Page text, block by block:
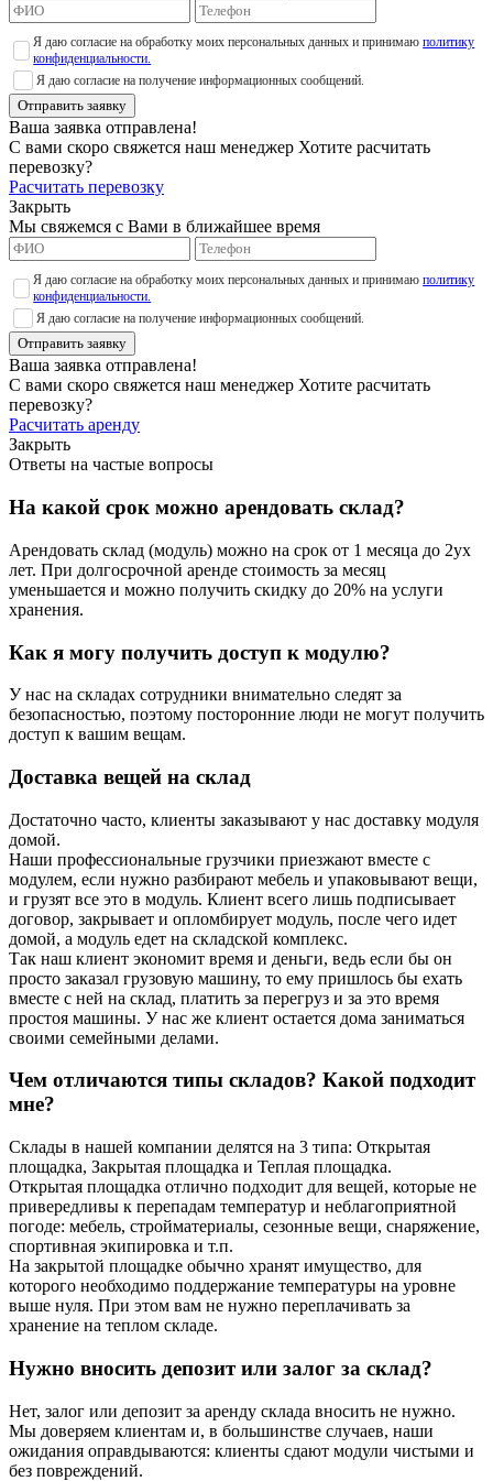
Я даю согласие на обработку моих персональных данных и принимаюполитику
конфиденциальности.
Я даю согласие на получение информационных сообщений.
Отправить заявку
Ваша заявка отправлена!
С вами скоро свяжется наш менеджер Хотите расчитать
перевозку?
Расчитать перевозку
Закрыть
Мы свяжемся с Вами в ближайшее время
Я даю согласие на обработку моих персональных данных и принимаюполитику
конфиденциальности.
Я даю согласие на получение информационных сообщений.
Отправить заявку
Ваша заявка отправлена!
С вами скоро свяжется наш менеджер Хотите расчитать
перевозку?
Расчитать аренду
Закрыть
Ответы на частые вопросы
На какой срок можно арендовать склад?
Арендовать склад (модуль) можно на срок от 1 месяца до 2ух
лет. При долгосрочной аренде стоимость за месяц
уменьшается и можно получить скидку до 20% на услуги
хранения.
Как я могу получить доступ к модулю?
У нас на складах сотрудники внимательно следят за
безопасностью, поэтому посторонние люди не могут получить
доступ к вашим вещам.
Доставка вещей на склад
Достаточно часто, клиенты заказывают у нас доставку модуля
домой.
Наши профессиональные грузчики приезжают вместе с
модулем, если нужно разбирают мебель и упаковывают вещи,
и грузят все это в модуль. Клиент всего лишь подписывает
договор, закрывает и опломбирует модуль, после чего идет
домой, а модуль едет на складской комплекс.
Так наш клиент экономит время и деньги, ведь если бы он
просто заказал грузовую машину, то ему пришлось бы ехать
вместе с ней на склад, платить за перегруз и за это время
простоя машины. У нас же клиент остается дома заниматься
своими семейными делами.
Чем отличаются типы складов? Какой подходит
мне?
Склады в нашей компании делятся на 3 типа: Открытая
площадка, Закрытая площадка и Теплая площадка.
Открытая площадка отлично подходит для вещей, которые не
привередливы к перепадам температур и неблагоприятной
погоде: мебель, стройматериалы, сезонные вещи, снаряжение,
спортивная экипировка и т.п.
На закрытой площадке обычно хранят имущество, для
которого необходимо поддержание температуры на уровне
выше нуля. При этом вам не нужно переплачивать за
хранение на теплом складе.
Нужно вносить депозит или залог за склад?
Нет, залог или депозит за аренду склада вносить не нужно.
Мы доверяем клиентам и, в большинстве случаев, наши
ожидания оправдываются: клиенты сдают модули чистыми и
без повреждений.